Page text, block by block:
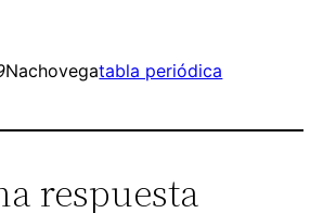
Nachovegatabla periódica
respuesta